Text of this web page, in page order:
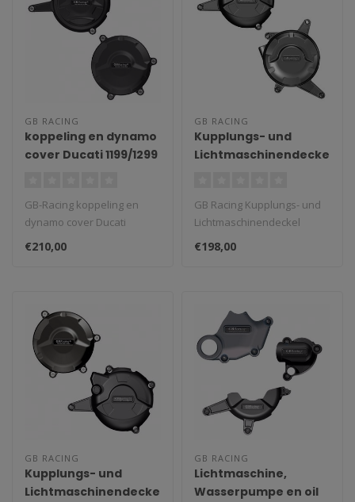
GB RACING
koppeling en dynamo
cover Ducati 1199/1299
GB-Racing koppeling en
dynamo cover Ducati
1199/1299 Panigale 2012-.
GB racing e..
€210,00
GB RACING
Kupplungs- und
Lichtmaschinendeckel
GB Racing Kupplungs- und
Lichtmaschinendeckel
Ducati 899 Panigale '14-..
€198,00
GB RACING
Kupplungs- und
Lichtmaschinendeckel
GB RACING
Lichtmaschine,
Wasserpumpe en oil